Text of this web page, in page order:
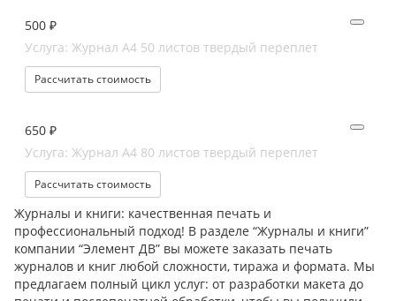
500 ₽
Услуга: Журнал А4 50 листов твердый переплет
Рассчитать стоимость
650 ₽
Услуга: Журнал А4 80 листов твердый переплет
Рассчитать стоимость
Журналы и книги: качественная печать и
профессиональный подход! В разделе “Журналы и книги”
компании “Элемент ДВ” вы можете заказать печать
журналов и книг любой сложности, тиража и формата. Мы
предлагаем полный цикл услуг: от разработки макета до